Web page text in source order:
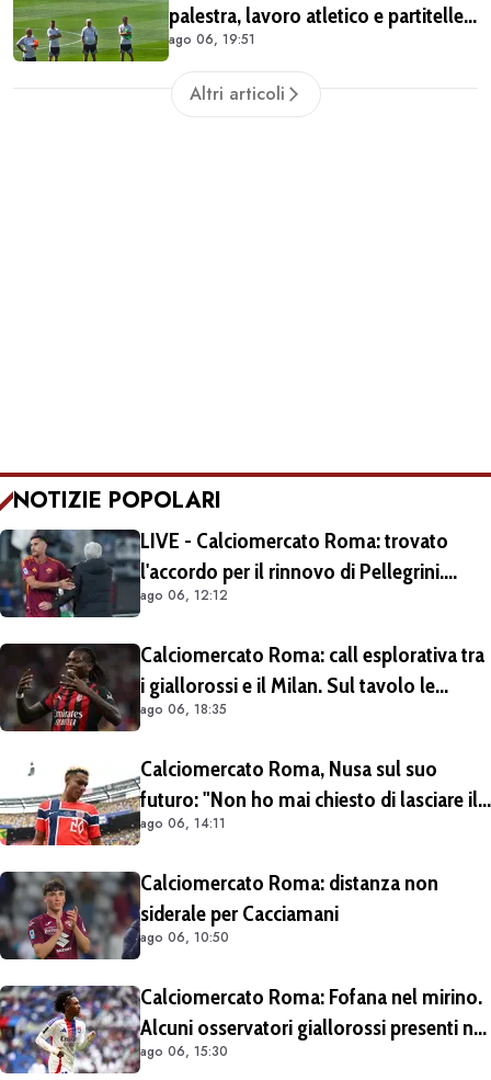
palestra, lavoro atletico e partitelle.
Malen in gruppo
ago 06, 19:51
Altri articoli
NOTIZIE POPOLARI
LIVE - Calciomercato Roma: trovato
l'accordo per il rinnovo di Pellegrini.
Prolungamento di un solo anno
ago 06, 12:12
Calciomercato Roma: call esplorativa tra
i giallorossi e il Milan. Sul tavolo le
situazioni di Leao e Soulé
ago 06, 18:35
Calciomercato Roma, Nusa sul suo
futuro: "Non ho mai chiesto di lasciare il
Lipsia". Giallorossi ancora al lavoro
ago 06, 14:11
Calciomercato Roma: distanza non
siderale per Cacciamani
ago 06, 10:50
Calciomercato Roma: Fofana nel mirino.
Alcuni osservatori giallorossi presenti nel
match di Champions con il Lione
ago 06, 15:30